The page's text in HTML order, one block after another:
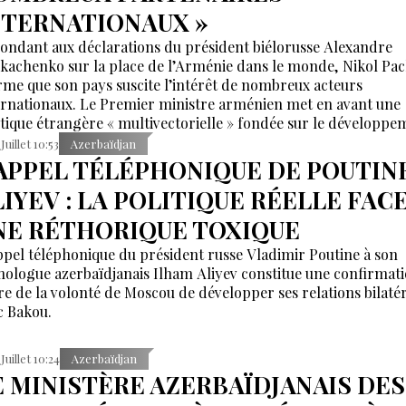
»
aux déclarations du président biélorusse Alexandre
sur la place de l’Arménie dans le monde, Nikol
que son pays suscite l’intérêt de nombreux acteurs
Le Premier ministre arménien met en avant une
étrangère « multivectorielle » fondée sur le
avec différentes puissances régionales et
10:53 Azerbaïdjan
TÉLÉPHONIQUE DE
: LA POLITIQUE RÉELLE
RÉTHORIQUE TOXIQUE
téléphonique du président russe Vladimir Poutine à son
azerbaïdjanais Ilham Aliyev constitue une
de la volonté de Moscou de développer ses relations
Bakou.
10:24 Azerbaïdjan
MINISTÈRE AZERBAÏDJANAIS DES